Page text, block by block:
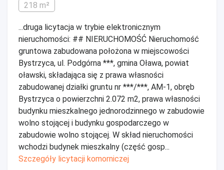
218 m²
...druga licytacja w trybie elektronicznym
nieruchomości: ## NIERUCHOMOŚĆ Nieruchomość
gruntowa zabudowana położona w miejscowości
Bystrzyca, ul. Podgórna ***, gmina Oława, powiat
oławski, składająca się z prawa własności
zabudowanej działki gruntu nr ***/***, AM-1, obręb
Bystrzyca o powierzchni 2.072 m2, prawa własności
budynku mieszkalnego jednorodzinnego w zabudowie
wolno stojącej i budynku gospodarczego w
zabudowie wolno stojącej. W skład nieruchomości
wchodzi budynek mieszkalny (część gosp...
Szczegóły licytacji komorniczej